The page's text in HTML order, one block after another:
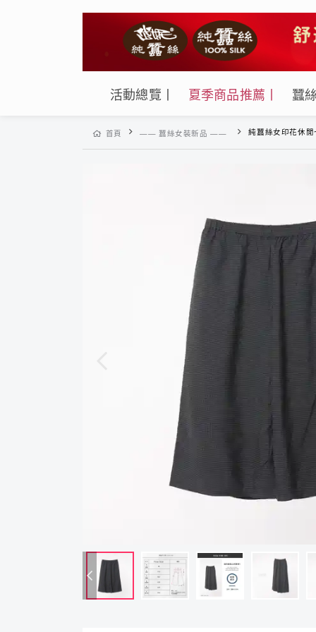
活動總覽丨 夏季商品推薦丨 蠶
首頁 —— 蠶絲女裝新品 —— 純蠶絲女印花休閒七